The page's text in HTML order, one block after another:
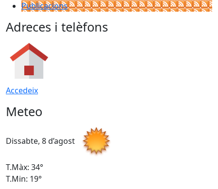
Publicacions
Adreces i telèfons
Accedeix
Meteo
Dissabte, 8 d’agost
T.Màx: 34°
T.Min: 19°